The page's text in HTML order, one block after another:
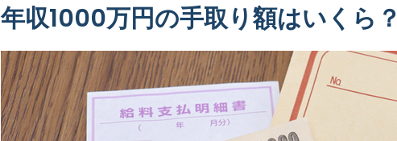
年収1000万円の手取り額はいくら？